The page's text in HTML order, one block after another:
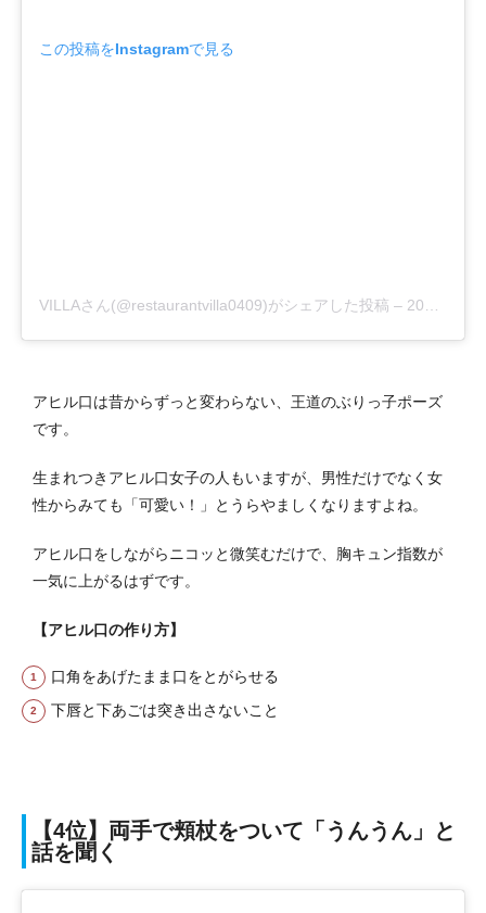
この投稿をInstagramで見る
VILLAさん(@restaurantvilla0409)がシェアした投稿 – 2019年 7月月4日午後6時42分PDT
アヒル口は昔からずっと変わらない、王道のぶりっ子ポーズ
です。
生まれつきアヒル口女子の人もいますが、男性だけでなく女
性からみても「可愛い！」とうらやましくなりますよね。
アヒル口をしながらニコッと微笑むだけで、胸キュン指数が
一気に上がるはずです。
【アヒル口の作り方】
口角をあげたまま口をとがらせる
下唇と下あごは突き出さないこと
【4位】両手で頬杖をついて「うんうん」と
話を聞く